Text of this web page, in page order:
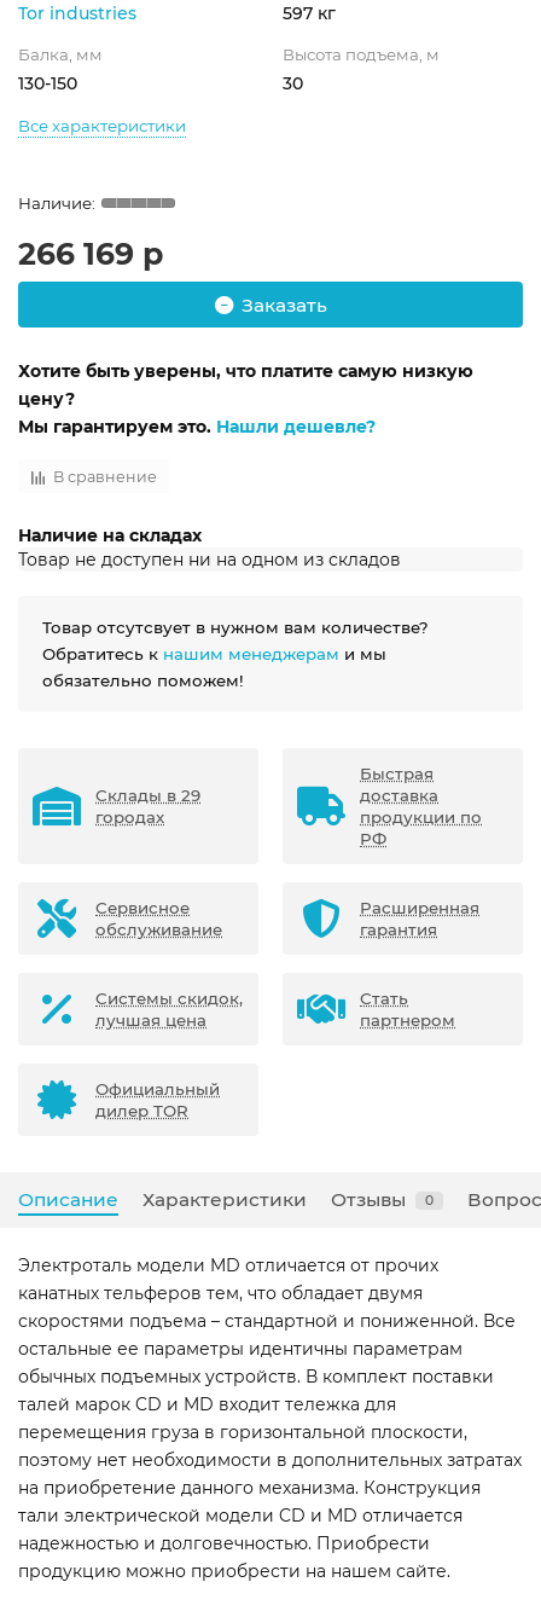
Tor industries 597 кг
Балка, мм
130-150
Высота подъема, м
30
Все характеристики
266 169 р
Заказать
Хотите быть уверены, что платите самую низкую
цену?
Мы гарантируем это. Нашли дешевле?
В сравнение
Наличие на складах
Товар не доступен ни на одном из складов
Товар отсутсвует в нужном вам количестве?
Обратитесь к нашим менеджерам и мы
обязательно поможем!
Склады в 29
городах
Быстрая
доставка
продукции по
РФ
Сервисное
обслуживание
Расширенная
гарантия
Системы скидок,
лучшая цена
Стать
партнером
Официальный
дилер TOR
Описание Характеристики Отзывы 0
Электроталь модели MD отличается от прочих
канатных тельферов тем, что обладает двумя
скоростями подъема – стандартной и пониженной. Все
остальные ее параметры идентичны параметрам
обычных подъемных устройств. В комплект поставки
талей марок CD и MD входит тележка для
перемещения груза в горизонтальной плоскости,
поэтому нет необходимости в дополнительных затратах
на приобретение данного механизма. Конструкция
тали электрической модели CD и MD отличается
надежностью и долговечностью. Приобрести
продукцию можно приобрести на нашем сайте.